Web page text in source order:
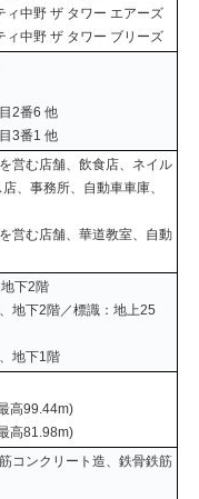
ィ中野 ザ タワー エアーズ
ィ中野 ザ タワー ブリーズ
2番6 他
3番1 他
営む店舗、飲食店、ネイル
、事務所、自動車車庫、
営む店舗、華道教室、自動
下2階
地下2階／標識：地上25
地下1階
高99.44m)
高81.98m)
コンクリート造、鉄骨鉄筋